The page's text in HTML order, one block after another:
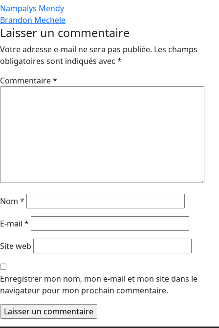
Navigation
de
l’article
Nampalys Mendy
Brandon Mechele
Laisser un commentaire
Votre adresse e-mail ne sera pas publiée. Les champs
obligatoires sont indiqués avec *
Commentaire*
Nom *
E-mail *
Site web
Enregistrer mon nom, mon e-mail et mon site dans le
navigateur pour mon prochain commentaire.